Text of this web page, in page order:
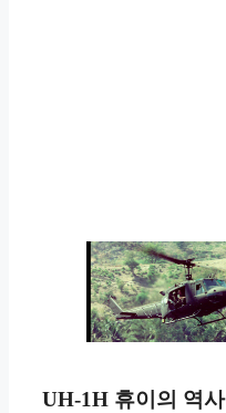
UH-1H 휴이의 역사